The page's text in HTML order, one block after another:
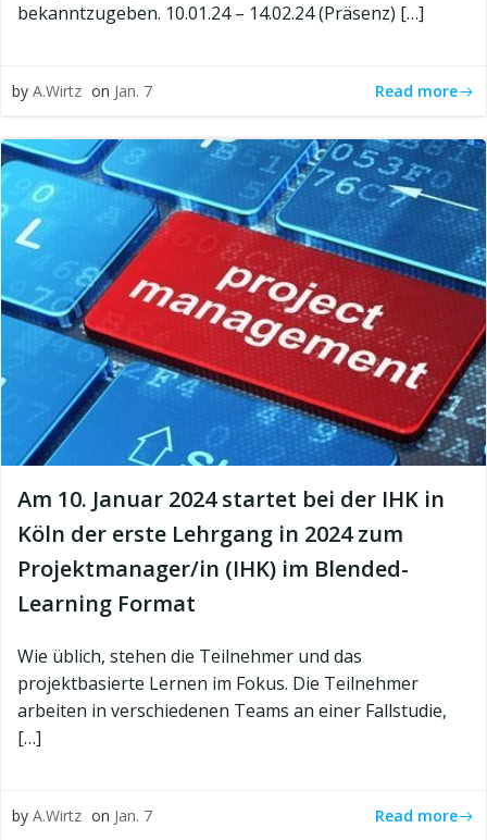
bekanntzugeben. 10.01.24 – 14.02.24 (Präsenz) […]
by A.Wirtz on Jan. 7 Read more
Am 10. Januar 2024 startet bei der IHK in
Köln der erste Lehrgang in 2024 zum
Projektmanager/in (IHK) im Blended-
Learning Format
Wie üblich, stehen die Teilnehmer und das
projektbasierte Lernen im Fokus. Die Teilnehmer
arbeiten in verschiedenen Teams an einer Fallstudie,
[…]
by A.Wirtz on Jan. 7 Read more